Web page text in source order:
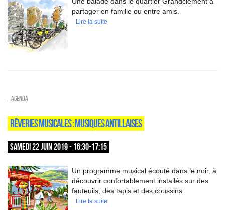
partager en famille ou entre amis.
Lire la suite
_Agenda
RÊVERIES MUSICALES : MUSIQUES ANTILLAISES
SAMEDI 22 JUIN 2019 - 16:30-17:15
Un programme musical écouté dans le noir, à
découvrir confortablement installés sur des
fauteuils, des tapis et des coussins.
Lire la suite